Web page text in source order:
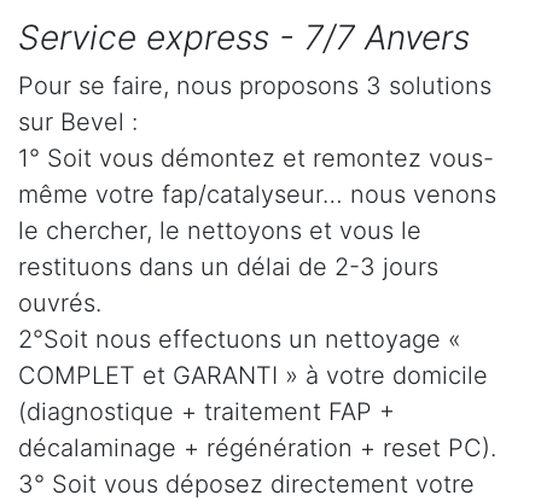
Service express - 7/7 Anvers
Pour se faire, nous proposons 3 solutions
sur Bevel :
1° Soit vous démontez et remontez vous-
même votre fap/catalyseur… nous venons
le chercher, le nettoyons et vous le
restituons dans un délai de 2-3 jours
ouvrés.
2°Soit nous effectuons un nettoyage «
COMPLET et GARANTI » à votre domicile
(diagnostique + traitement FAP +
décalaminage + régénération + reset PC).
3° Soit vous déposez directement votre